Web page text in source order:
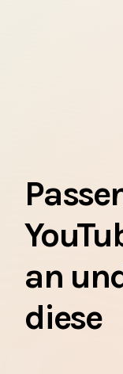
an
diese